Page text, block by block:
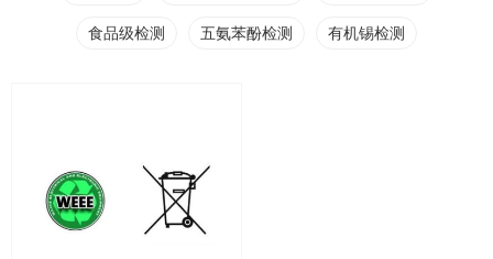
食品级检测 五氨苯酚检测 有机锡检测